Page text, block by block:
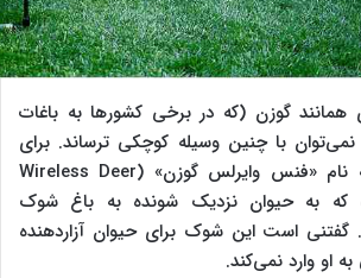
همانند گوزن (که در برخی کشورها به باغات
با چنین وسیله کوچکی ترساند. برای
نام «فنس وایرلس گوزن» (Wireless Deer
به حیوان نزدیک شونده به باغ شوک
گفتنی است این شوک برای حیوان آزاردهنده
او وارد نمی‌کند.